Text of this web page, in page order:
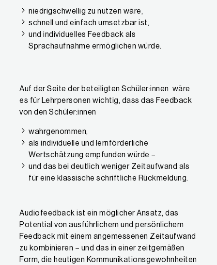
niedrigschwellig zu nutzen wäre,
schnell und einfach umsetzbar ist,
und individuelles Feedback als
Sprachaufnahme ermöglichen würde.
Auf der Seite der beteiligten Schüler:innen wäre
es für Lehrpersonen wichtig, dass das Feedback
von den Schüler:innen
wahrgenommen,
als individuelle und lernförderliche
Wertschätzung empfunden würde –
und das bei deutlich weniger Zeitaufwand als
für eine klassische schriftliche Rückmeldung.
Audiofeedback ist ein möglicher Ansatz, das
Potential von ausführlichem und persönlichem
Feedback mit einem angemessenen Zeitaufwand
zu kombinieren – und das in einer zeitgemäßen
Form, die heutigen Kommunikationsgewohnheiten